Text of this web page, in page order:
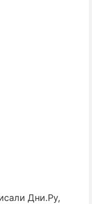
Дни.Ру,